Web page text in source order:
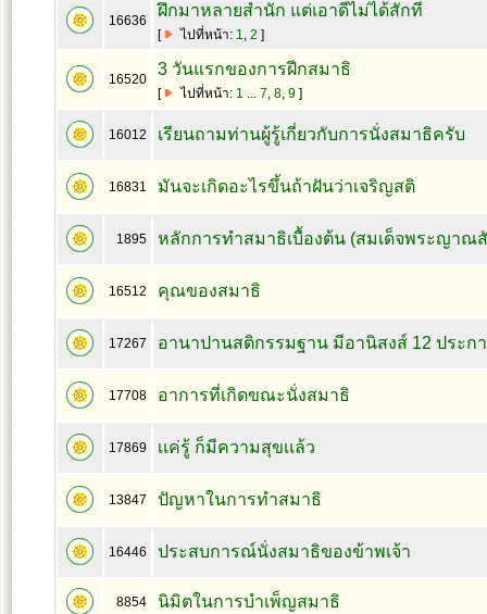
16636
ฝึกมาหลายสำนัก แต่เอาดีไม่ได้สักที
[ ไปที่หน้า: 1, 2 ]
16520
3 วันแรกของการฝีกสมาธิ
[ ไปที่หน้า: 1 ... 7, 8, 9]
16012 เรียนถามท่านผู้รู้เกี่ยวกับการนั่งสมาธิครับ
16831 มันจะเกิดอะไรขึ้นถ้าฝันว่าเจริญสติ
1895 หลักการทำสมาธิเบื้องต้น (สมเด็จพระญาณสั
16512 คุณของสมาธิ
17267 อานาปานสติกรรมฐาน มีอานิสงส์ 12 ประก
17708 อาการที่เกิดขณะนั่งสมาธิ
17869 เเค่รู้ ก็มีความสุขเเล้ว
13847 ปัญหาในการทำสมาธิ
16446 ประสบการณ์นั่งสมาธิของข้าพเจ้า
8854 นิมิตในการบำเพ็ญสมาธิ